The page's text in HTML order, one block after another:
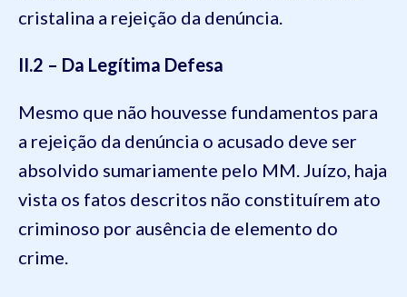
cristalina a rejeição da denúncia.
II.2 – Da Legítima Defesa
Mesmo que não houvesse fundamentos para
a rejeição da denúncia o acusado deve ser
absolvido sumariamente pelo MM. Juízo, haja
vista os fatos descritos não constituírem ato
criminoso por ausência de elemento do
crime.